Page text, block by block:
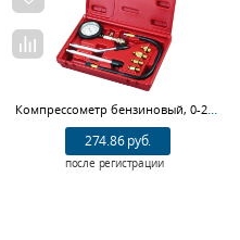
274.86 руб.
после регистрации